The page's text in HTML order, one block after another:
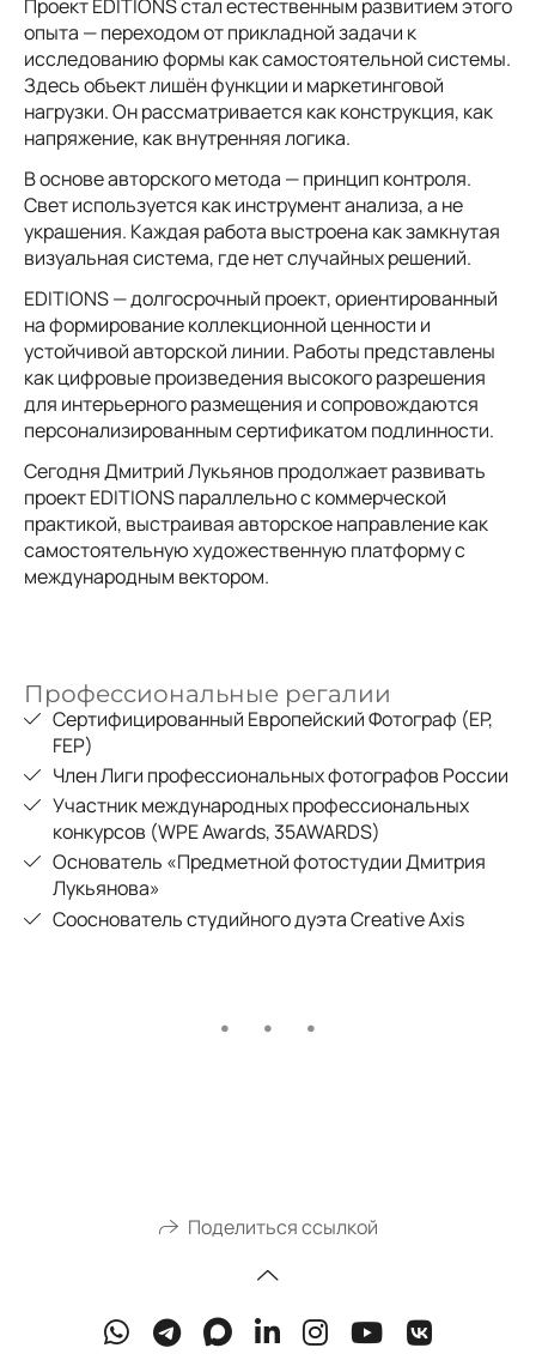
Проект EDITIONS стал естественным развитием этого
опыта — переходом от прикладной задачи к
исследованию формы как самостоятельной системы.
Здесь объект лишён функции и маркетинговой
нагрузки. Он рассматривается как конструкция, как
напряжение, как внутренняя логика.
В основе авторского метода — принцип контроля.
Свет используется как инструмент анализа, а не
украшения. Каждая работа выстроена как замкнутая
визуальная система, где нет случайных решений.
EDITIONS — долгосрочный проект, ориентированный
на формирование коллекционной ценности и
устойчивой авторской линии. Работы представлены
как цифровые произведения высокого разрешения
для интерьерного размещения и сопровождаются
персонализированным сертификатом подлинности.
Сегодня Дмитрий Лукьянов продолжает развивать
проект EDITIONS параллельно с коммерческой
практикой, выстраивая авторское направление как
самостоятельную художественную платформу с
международным вектором.
Профессиональные регалии
Сертифицированный Европейский Фотограф (EP,
FEP)
Член Лиги профессиональных фотографов России
Участник международных профессиональных
конкурсов (WPE Awards, 35AWARDS)
Основатель «Предметной фотостудии Дмитрия
Лукьянова»
Сооснователь студийного дуэта Creative Axis
Поделиться ссылкой